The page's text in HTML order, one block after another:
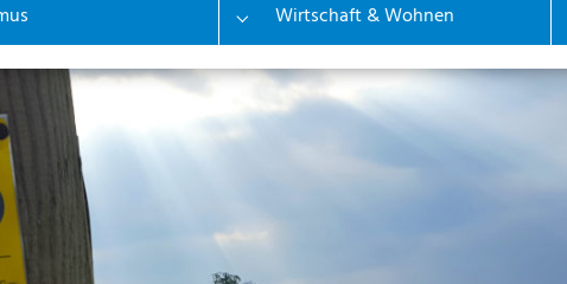
"Bürgerinfo & Service" Submenu for "Tourismus"
Wirtschaft & Wohnen